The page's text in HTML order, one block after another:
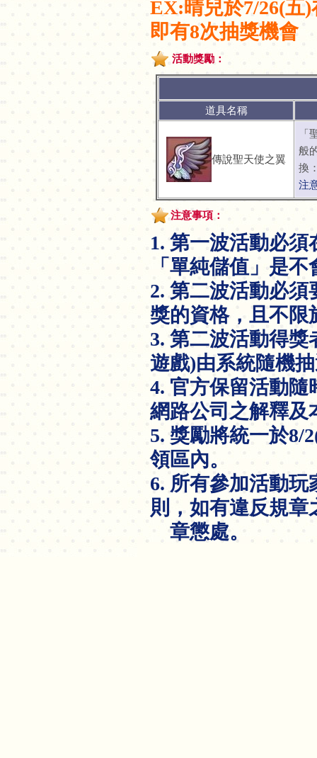
EX:晴兒於7/26(五)
即有8次抽獎機會
活動獎勵：
道具名稱
傳說聖天使之翼
「
般
換
注
注意事項：
1. 第一波活動必
「單純儲值」是
2. 第二波活動必
獎的資格，且不限
3. 第二波活動得
遊戲)由系統隨機
4. 官方保留活動
網路公司之解釋及
5. 獎勵將統一於8/
領區內。
6. 所有參加活動
則，如有違反規
章懲處。